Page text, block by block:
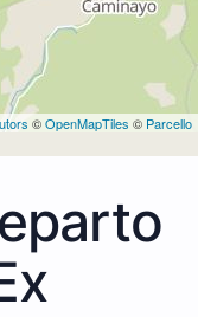
©OpenMapTiles © Parcello